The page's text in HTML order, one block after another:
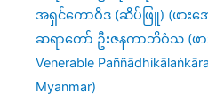
အရှင်ကောဝိဒ (ဆိပ်ဖြူ) (ဖားအ
ဆရာတော် ဦးဇနကာဘိဝံသ (ဖ
Venerable
Myanmar)